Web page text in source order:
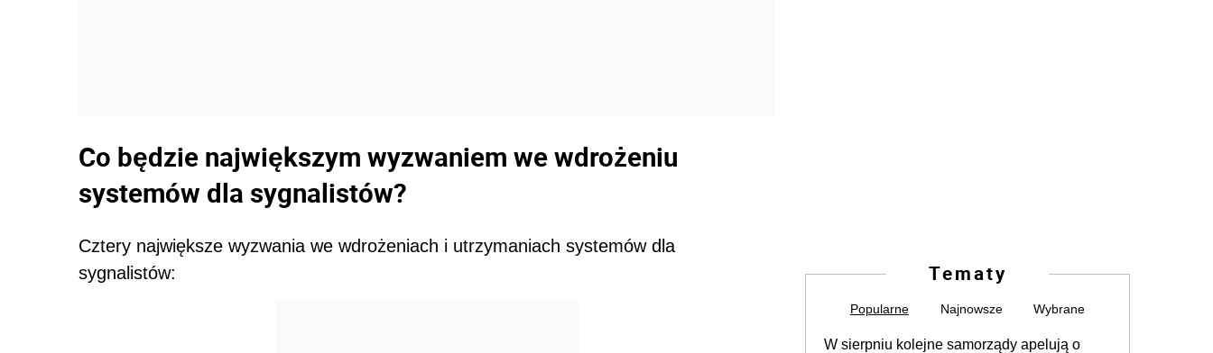
Co będzie największym wyzwaniem we wdrożeniu
systemów dla sygnalistów?
Cztery największe wyzwania we wdrożeniach i utrzymaniach systemów dla
sygnalistów:
Tematy
Popularne Najnowsze Wybrane
W sierpniu kolejne samorządy apelują o